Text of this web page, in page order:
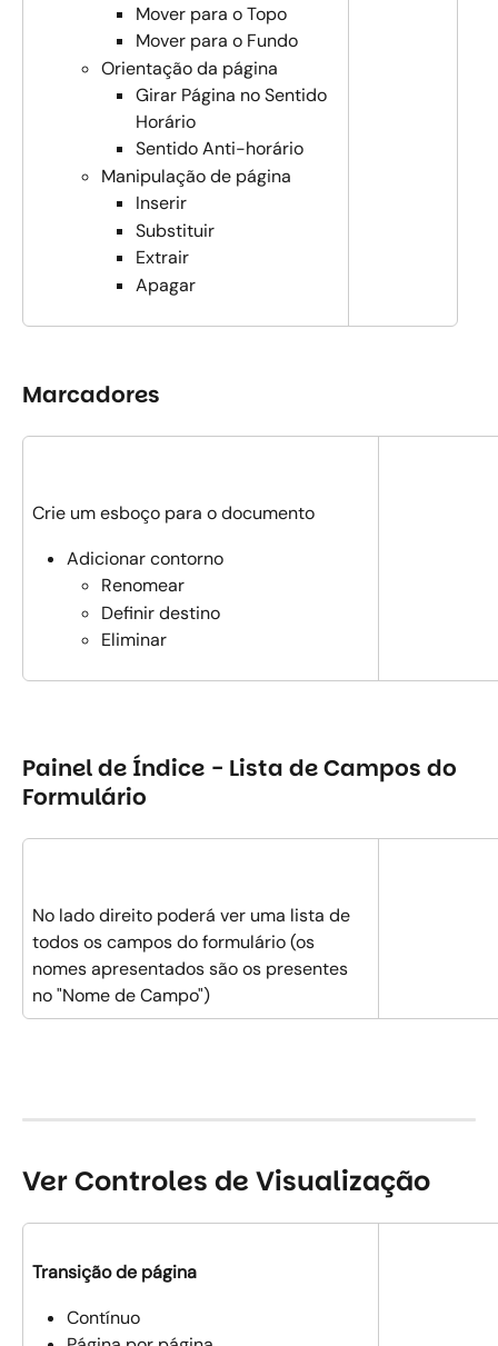
Mover para o Topo
Mover para o Fundo
Orientação da página
Girar Página no Sentido
Horário
Sentido Anti-horário
Manipulação de página
Inserir
Substituir
Extrair
Apagar
Marcadores
Crie um esboço para o documento
Adicionar contorno
Renomear
Definir destino
Eliminar
Painel de Índice - Lista de Campos do
Formulário
No lado direito poderá ver uma lista de
todos os campos do formulário (os
nomes apresentados são os presentes
no "Nome de Campo")
Ver Controles de Visualização
Transição de página
Contínuo